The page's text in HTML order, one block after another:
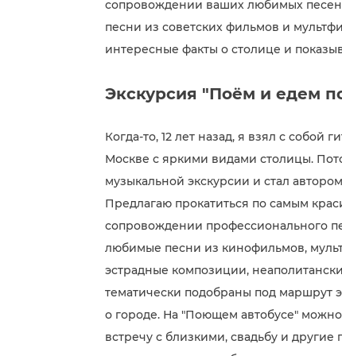
сопровождении ваших любимых
песни из советских фильмов и
интересные факты о столице и
Экскурсия "Поём и едем
Когда-то, 12 лет назад, я взял с собой
Москве с яркими видами столицы.
музыкальной экскурсии и стал
Предлагаю прокатиться по самым
сопровождении профессионального
любимые песни из кинофильмов,
эстрадные композиции,
тематически подобраны под маршрут
о городе. На "Поющем автобусе"
встречу с близкими, свадьбу и